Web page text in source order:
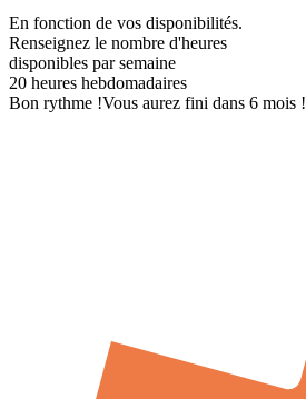
En fonction de vos disponibilités.
Renseignez le nombre d'heures
disponibles par semaine
20 heures hebdomadaires
Bon rythme !Vous aurez fini dans 6 mois !